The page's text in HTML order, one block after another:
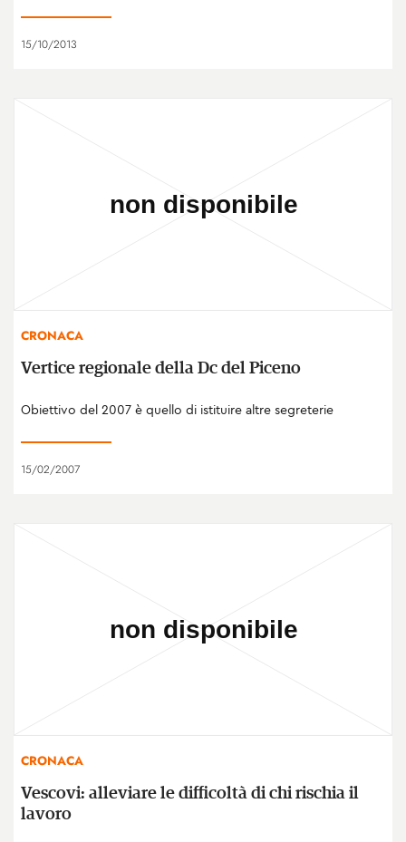
15/10/2013
CRONACA
Vertice regionale della Dc del Piceno
Obiettivo del 2007 è quello di istituire altre segreterie
15/02/2007
CRONACA
Vescovi: alleviare le difficoltà di chi rischia il
lavoro